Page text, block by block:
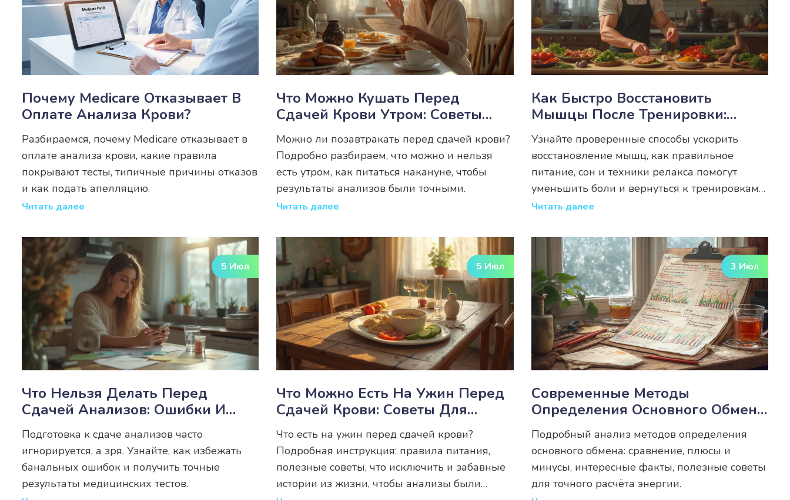
Почему Medicare Отказывает В
Оплате Анализа Крови?
Разбираемся, почему Medicare отказывает в
оплате анализа крови, какие правила
покрывают тесты, типичные причины отказов
и как подать апелляцию.
Читать далее
Что Можно Кушать Перед
Сдачей Крови Утром: Советы
Лабораторий И Реальные
Лайфхаки
Можно ли позавтракать перед сдачей крови?
Подробно разбираем, что можно и нельзя
есть утром, как питаться накануне, чтобы
результаты анализов были точными.
Читать далее
Как Быстро Восстановить
Мышцы После Тренировки:
Советы, Питание И Лайфхаки
Узнайте проверенные способы ускорить
восстановление мышц, как правильное
питание, сон и техники релакса помогут
уменьшить боли и вернуться к тренировкам
быстрее.
Читать далее
5 Июл
Что Нельзя Делать Перед
Сдачей Анализов: Ошибки И
Лайфхаки Для Точного
Результата
Подготовка к сдаче анализов часто
игнорируется, а зря. Узнайте, как избежать
банальных ошибок и получить точные
результаты медицинских тестов.
5 Июл
Что Можно Есть На Ужин Перед
Сдачей Крови: Советы Для
Точного Анализа
Что есть на ужин перед сдачей крови?
Подробная инструкция: правила питания,
полезные советы, что исключить и забавные
истории из жизни, чтобы анализы были
3 Июл
Современные Методы
Определения Основного Обмена
У Человека: Подробный Разбор
Подробный анализ методов определения
основного обмена: сравнение, плюсы и
минусы, интересные факты, полезные советы
для точного расчёта энергии.